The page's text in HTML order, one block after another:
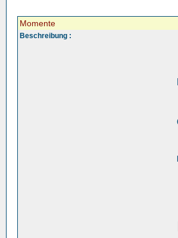
Momente
Beschreibung :